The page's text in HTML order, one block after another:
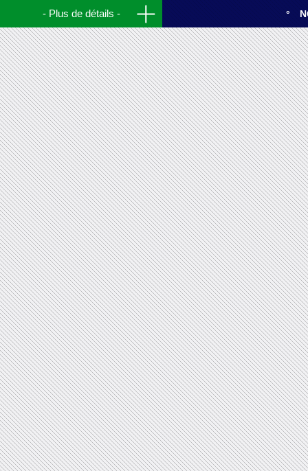
Plus de détails
Installation de pontons pour le
Salon Nautique de La Ciotat
2005.